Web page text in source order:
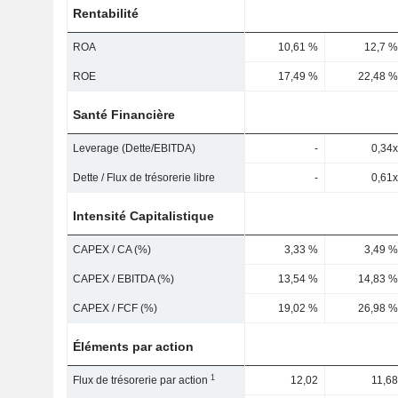
Rentabilité
ROA 10,61 % 12,7 %
ROE 17,49 % 22,48 %
Santé Financière
Leverage (Dette/EBITDA) - 0,34x
Dette / Flux de trésorerie libre - 0,61x
Intensité Capitalistique
CAPEX / CA (%) 3,33 % 3,49 %
CAPEX / EBITDA (%) 13,54 % 14,83 %
CAPEX / FCF (%) 19,02 % 26,98 %
Éléments par action
Flux de trésorerie par action1 12,02 11,68